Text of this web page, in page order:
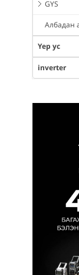
GYS
Албадан
Үер ус
inverter